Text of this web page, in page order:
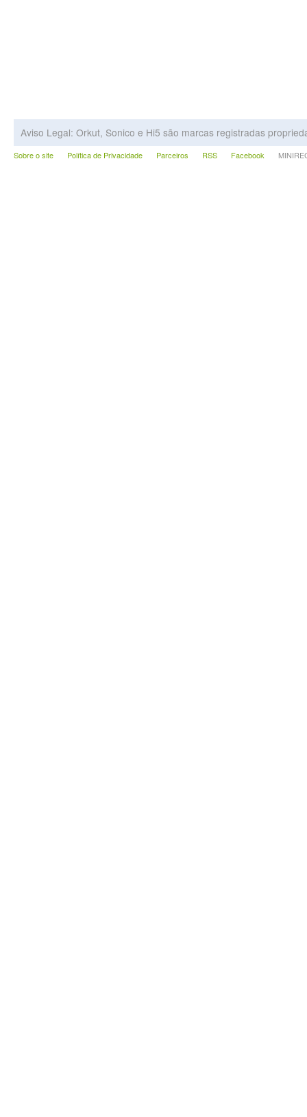
Aviso Legal: Orkut, Sonico e Hi5 são marcas registradas
Sobre o site Política de Privacidade Parceiros RSS Facebook